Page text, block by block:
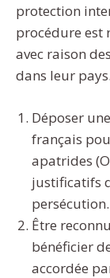
protection
procédure est
avec raison
dans leur
Déposer
français
apatrides
justificatifs
persécution.
Être
bénéficier
accordée